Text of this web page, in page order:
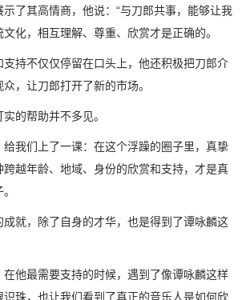
了其高情商，他说：“与刀郎共事，能够让我
化，相互理解、尊重、欣赏才是正确的。
持不仅仅停留在口头上，他还积极把刀郎介
，让刀郎打开了新的市场。
的帮助并不多见。
我们上了一课：在这个浮躁的圈子里，真挚
越年龄、地域、身份的欣赏和支持，才是真
就，除了自身的才华，也是得到了谭咏麟这
在他最需要支持的时候，遇到了像谭咏麟这样
珠，也让我们看到了真正的音乐人是如何欣